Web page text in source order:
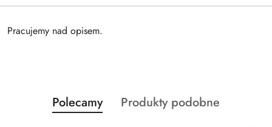
Pracujemy nad opisem.
Pomiń karuzelę produktów
Produkty
o
Polecamy
Produkty
Produkty podobne